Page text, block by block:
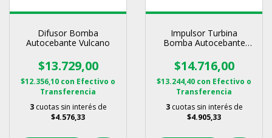
Difusor Bomba
Autocebante Vulcano
$13.729,00
$12.356,10 con Efectivo o
Transferencia
3 cuotas sin interés de
$4.576,33
Impulsor Turbina
Bomba Autocebante
$14.716,00
$13.244,40 con Efectivo o
Transferencia
3 cuotas sin interés de
$4.905,33